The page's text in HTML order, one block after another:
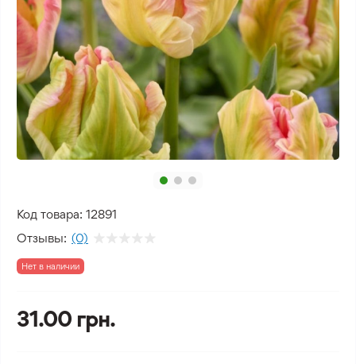
Код товара: 12891
Отзывы: (0)
Нет в наличии
31.00 грн.